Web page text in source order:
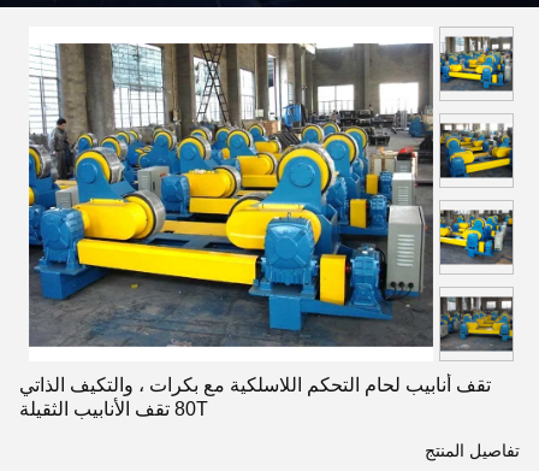
تقف أنابيب لحام التحكم اللاسلكية مع بكرات ، والتكيف الذاتي
80T تقف الأنابيب الثقيلة
تفاصيل المنتج